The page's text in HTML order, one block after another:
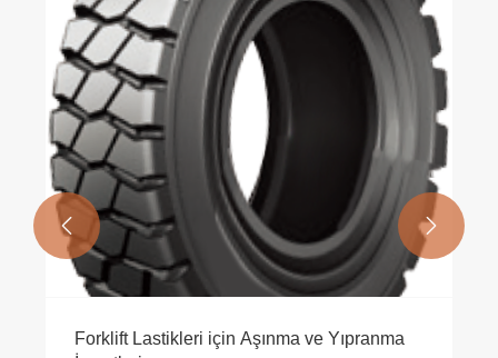
Forklift Lastikleri için Aşınma ve Yıpranma
 